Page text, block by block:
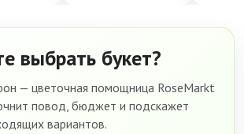
выбрать букет?
— цветочная помощница RoseMarkt
повод, бюджет и подскажет
вариантов.